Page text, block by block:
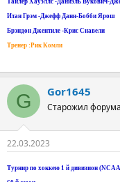
Итан Грэм -Джефф Данн-Бобби Ярош
Брэндон Джентиле -Крис Снавели
Тренер :Рик Комли
G Gor1645
Старожил форума
22.03.2023
Турнир по хоккею 1 й дивизион